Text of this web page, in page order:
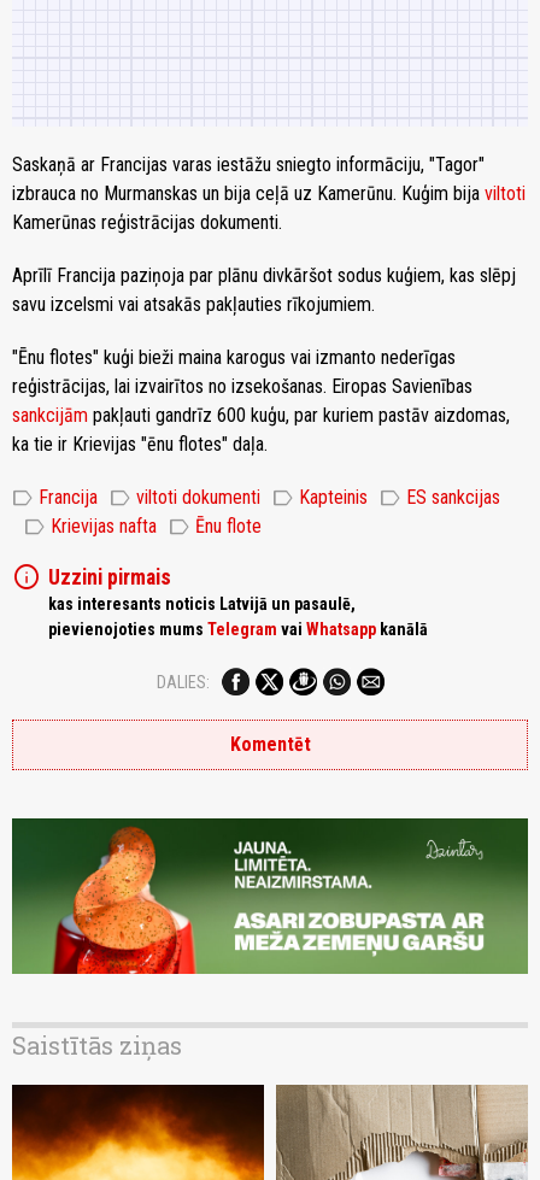
Saskaņā ar Francijas varas iestāžu sniegto informāciju, "Tagor"
izbrauca no Murmanskas un bija ceļā uz Kamerūnu. Kuģim bija viltoti
Kamerūnas reģistrācijas dokumenti.
Aprīlī Francija paziņoja par plānu divkāršot sodus kuģiem, kas slēpj
savu izcelsmi vai atsakās pakļauties rīkojumiem.
"Ēnu flotes" kuģi bieži maina karogus vai izmanto nederīgas
reģistrācijas, lai izvairītos no izsekošanas. Eiropas Savienības
sankcijām pakļauti gandrīz 600 kuģu, par kuriem pastāv aizdomas,
ka tie ir Krievijas "ēnu flotes" daļa.
label Francija label viltoti dokumenti label Kapteinis label ES sankcijas
label Krievijas nafta label Ēnu flote
info Uzzini pirmais
kas interesants noticis Latvijā un pasaulē,
pievienojoties mums Telegram vai Whatsapp kanālā
DALIES:
Komentēt
Saistītās ziņas